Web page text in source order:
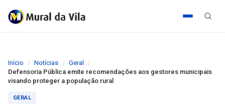
Início Notícias
Geral
Defensoria Pública emite recomendações aos gestores municipais
visando proteger a população rural
GERAL